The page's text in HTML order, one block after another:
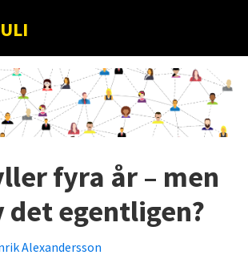
fyra år – men
det egentligen?
Alexandersson